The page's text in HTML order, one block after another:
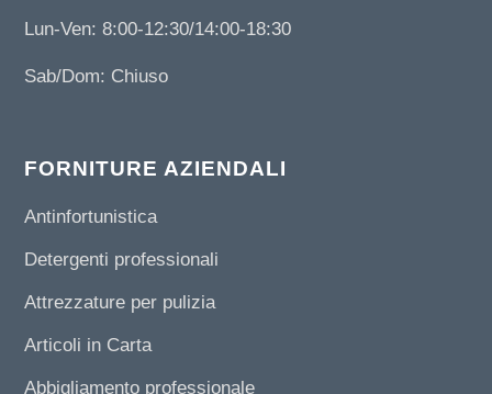
Lun-Ven: 8:00-12:30/14:00-18:30
Sab/Dom: Chiuso
FORNITURE AZIENDALI
Antinfortunistica
Detergenti professionali
Attrezzature per pulizia
Articoli in Carta
Abbigliamento professionale